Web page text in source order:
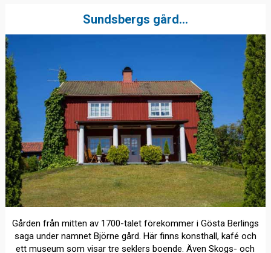
Sundsbergs gård...
Gården från mitten av 1700-talet förekommer i Gösta Berlings
saga under namnet Björne gård. Här finns konsthall, kafé och
ett museum som visar tre seklers boende. Även Skogs- och